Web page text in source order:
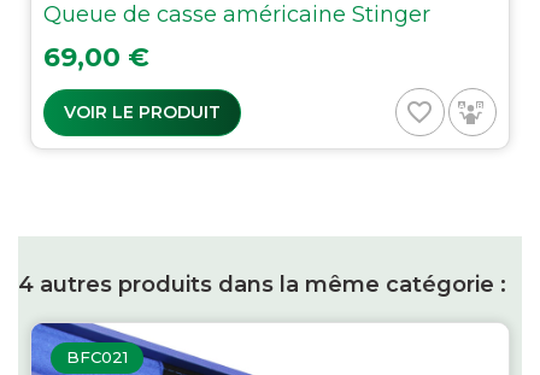
Queue de casse américaine Stinger
Prix
69,00 €
VOIR LE PRODUIT favorite_border
4 autres produits dans la même catégorie :
BFC021